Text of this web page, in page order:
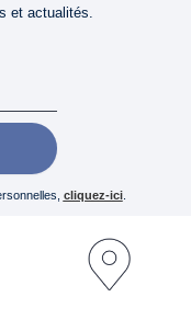
et actualités.
cliquez-ici.